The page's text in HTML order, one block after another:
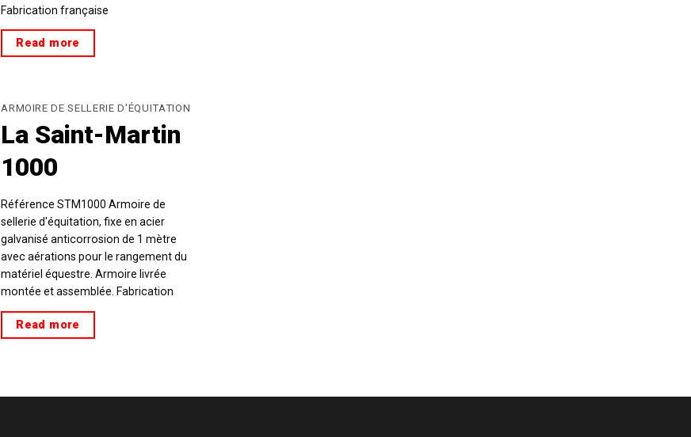
Fabrication française
Read more
ARMOIRE DE SELLERIE D'ÉQUITATION
La Saint-Martin
1000
Référence STM1000 Armoire de
sellerie d'équitation, fixe en acier
galvanisé anticorrosion de 1 mètre
avec aérations pour le rangement du
matériel équestre. Armoire livrée
montée et assemblée. Fabrication
française
Read more